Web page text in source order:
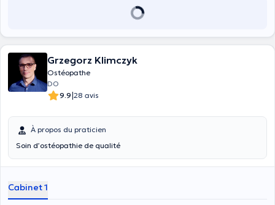
Grzegorz Klimczyk
Ostéopathe
DO
9.9|28 avis
À propos du praticien
Soin d’ostéopathie de qualité
Cabinet 1